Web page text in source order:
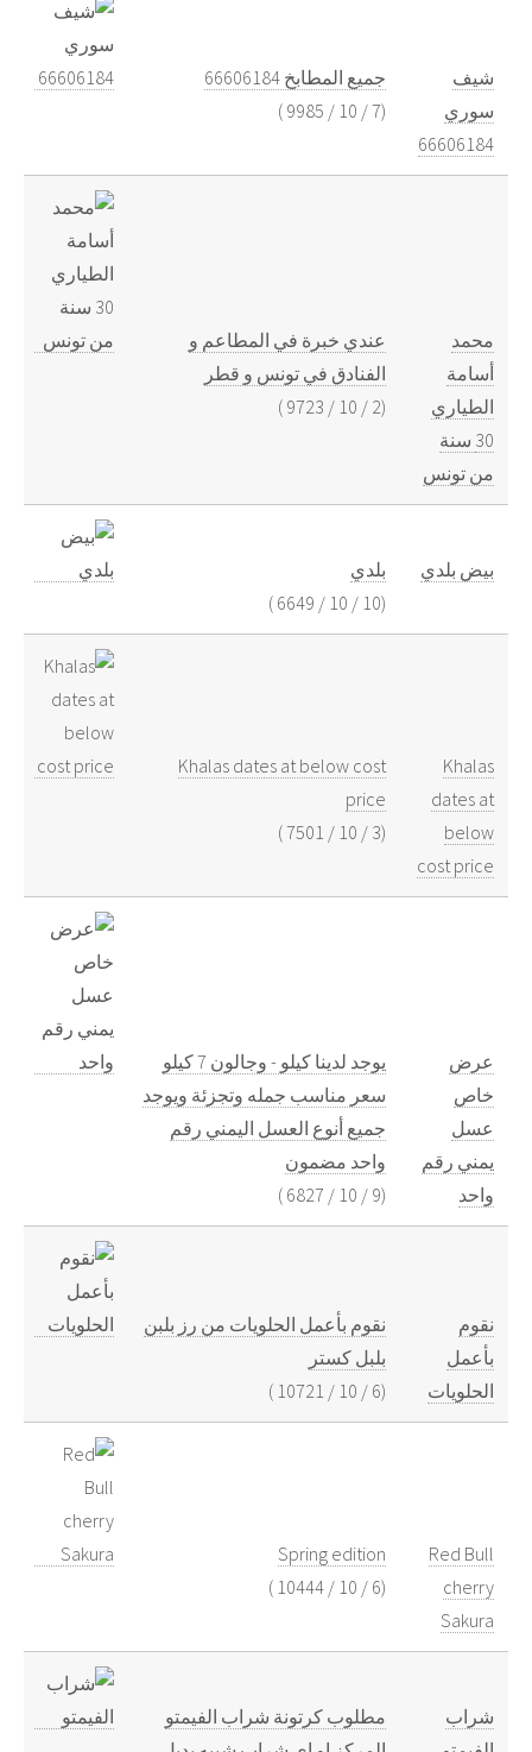
شيف
سوري
66606184
جميع المطابخ 66606184
(
7
/
10
/
9985
)
محمد
أسامة
الطياري
30 سنة
من تونس
عندي خبرة في المطاعم و
الفنادق في تونس و قطر
(
2
/
10
/
9723
)
بيض بلدي
بلدي
(
10
/
10
/
6649
)
Khalas
dates at
below
cost price
Khalas dates at below cost
price
(
3
/
10
/
7501
)
عرض
خاص
عسل
يمني رقم
واحد
يوجد لدينا كيلو - وجالون 7 كيلو
سعر مناسب جمله وتجزئة ويوجد
جميع أنوع العسل اليمني رقم
واحد مضمون
(
9
/
10
/
6827
)
نقوم
بأعمل
الحلويات
نقوم بأعمل الحلويات من رز بلبن
بلبل كستر
(
6
/
10
/
10721
)
Red Bull
cherry
Sakura
Spring edition
(
6
/
10
/
10444
)
شراب
مطلوب كرتونة شراب الفيمتو